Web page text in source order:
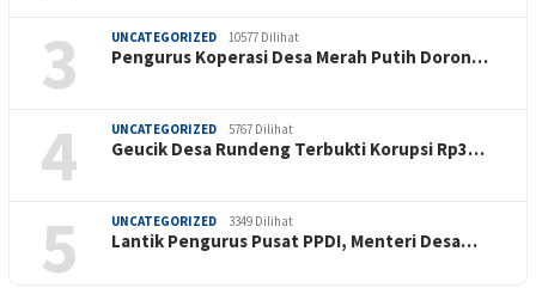
3 UNCATEGORIZED 10577 Dilihat
Pengurus Koperasi Desa Merah Putih Doron…
4 UNCATEGORIZED 5767 Dilihat
Geucik Desa Rundeng Terbukti Korupsi Rp3…
5 UNCATEGORIZED 3349 Dilihat
Lantik Pengurus Pusat PPDI, Menteri Desa…